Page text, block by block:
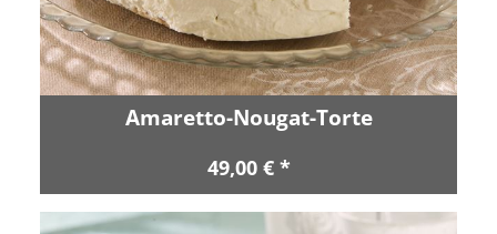
Amaretto-Nougat-Torte
49,00 € *